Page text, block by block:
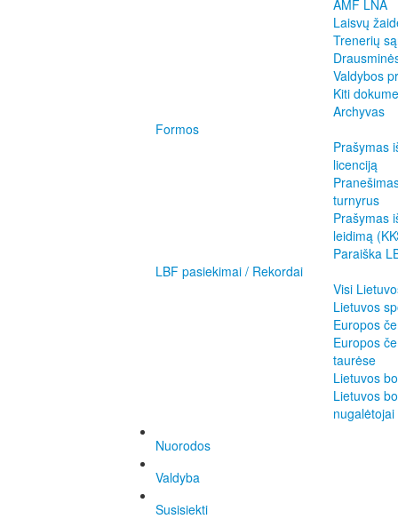
AMF LNA
Laisvų
Trenerių
Valdybos
Kiti
Archyvas
Formos
Prašymas
licenciją
turnyrus
Prašymas
leidimą
Paraiška
LBF pasiekimai / Rekordai
Visi
Lietuvos
Europos
Europos
taurėse
Lietuvos
Lietuvos
nugalėtojai
Nuorodos
Valdyba
Susisiekti